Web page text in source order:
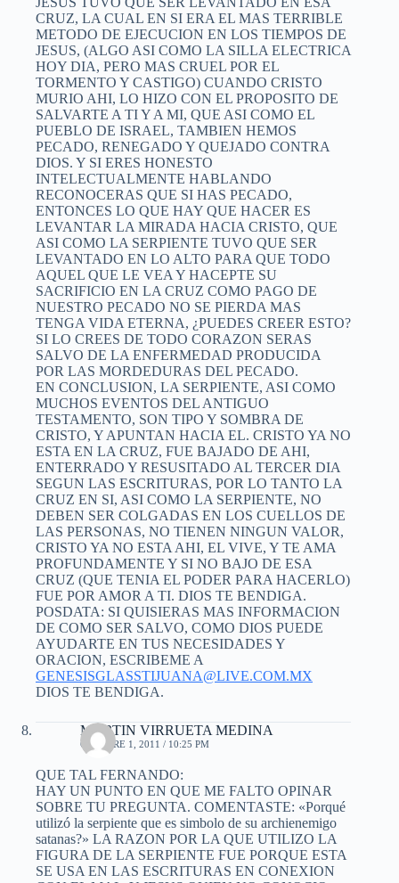
CRUZ, LA CUAL EN SI ERA EL MAS TERRIBLE
METODO DE EJECUCION EN LOS TIEMPOS DE
JESUS, (ALGO ASI COMO LA SILLA ELECTRICA
HOY DIA, PERO MAS CRUEL POR EL
TORMENTO Y CASTIGO) CUANDO CRISTO
MURIO AHI, LO HIZO CON EL PROPOSITO DE
SALVARTE A TI Y A MI, QUE ASI COMO EL
PUEBLO DE ISRAEL, TAMBIEN HEMOS
PECADO, RENEGADO Y QUEJADO CONTRA
DIOS. Y SI ERES HONESTO
INTELECTUALMENTE HABLANDO
RECONOCERAS QUE SI HAS PECADO,
ENTONCES LO QUE HAY QUE HACER ES
LEVANTAR LA MIRADA HACIA CRISTO, QUE
ASI COMO LA SERPIENTE TUVO QUE SER
LEVANTADO EN LO ALTO PARA QUE TODO
AQUEL QUE LE VEA Y HACEPTE SU
SACRIFICIO EN LA CRUZ COMO PAGO DE
NUESTRO PECADO NO SE PIERDA MAS
TENGA VIDA ETERNA, ¿PUEDES CREER ESTO?
SI LO CREES DE TODO CORAZON SERAS
SALVO DE LA ENFERMEDAD PRODUCIDA
POR LAS MORDEDURAS DEL PECADO.
EN CONCLUSION, LA SERPIENTE, ASI COMO
MUCHOS EVENTOS DEL ANTIGUO
TESTAMENTO, SON TIPO Y SOMBRA DE
CRISTO, Y APUNTAN HACIA EL. CRISTO YA NO
ESTA EN LA CRUZ, FUE BAJADO DE AHI,
ENTERRADO Y RESUSITADO AL TERCER DIA
SEGUN LAS ESCRITURAS, POR LO TANTO LA
CRUZ EN SI, ASI COMO LA SERPIENTE, NO
DEBEN SER COLGADAS EN LOS CUELLOS DE
LAS PERSONAS, NO TIENEN NINGUN VALOR,
CRISTO YA NO ESTA AHI, EL VIVE, Y TE AMA
PROFUNDAMENTE Y SI NO BAJO DE ESA
CRUZ (QUE TENIA EL PODER PARA HACERLO)
FUE POR AMOR A TI. DIOS TE BENDIGA.
POSDATA: SI QUISIERAS MAS INFORMACION
DE COMO SER SALVO, COMO DIOS PUEDE
AYUDARTE EN TUS NECESIDADES Y
ORACION, ESCRIBEME A
GENESISGLASSTIJUANA@LIVE.COM.MX
DIOS TE BENDIGA.
MARTIN VIRRUETA MEDINA
OCTUBRE 1, 2011 / 10:25 PM
QUE TAL FERNANDO:
HAY UN PUNTO EN QUE ME FALTO OPINAR
SOBRE TU PREGUNTA. COMENTASTE: «Porqué
utilizó la serpiente que es simbolo de su archienemigo
satanas?» LA RAZON POR LA QUE UTILIZO LA
FIGURA DE LA SERPIENTE FUE PORQUE ESTA
SE USA EN LAS ESCRITURAS EN CONEXION